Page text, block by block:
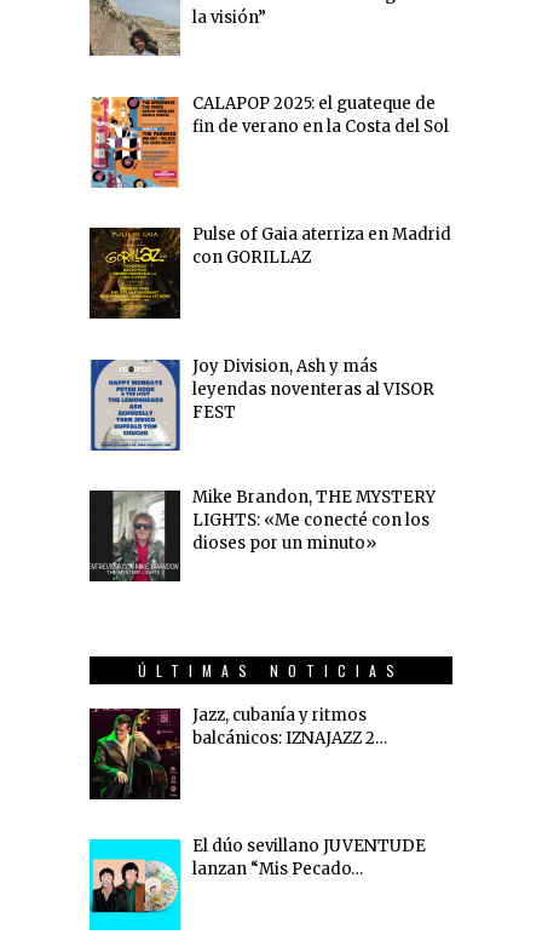
la visión”
CALAPOP 2025: el guateque de
fin de verano en la Costa del Sol
Pulse of Gaia aterriza en Madrid
con GORILLAZ
Joy Division, Ash y más
leyendas noventeras al VISOR
FEST
Mike Brandon, THE MYSTERY
LIGHTS: «Me conecté con los
dioses por un minuto»
ÚLTIMAS NOTICIAS
Jazz, cubanía y ritmos
balcánicos: IZNAJAZZ 2…
El dúo sevillano JUVENTUDE
lanzan “Mis Pecado…